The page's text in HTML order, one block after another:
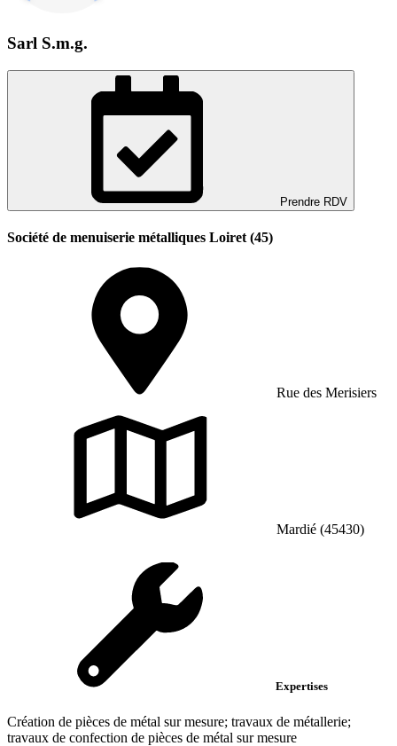
Sarl S.m.g.
Prendre RDV
Société de menuiserie métalliques Loiret (45)
Rue des Merisiers
Mardié (45430)
Expertises
Création de pièces de métal sur mesure; travaux de métallerie;
travaux de confection de pièces de métal sur mesure